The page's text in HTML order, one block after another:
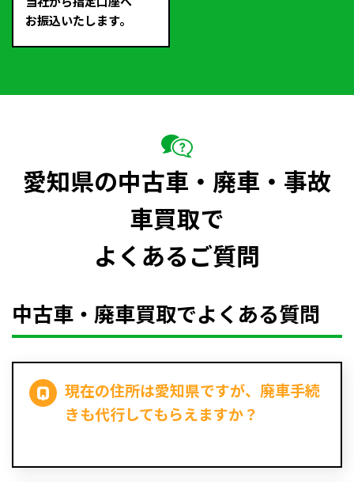
お振込いたします。
愛知県の中古車・廃車・事故
車買取で
よくあるご質問
中古車・廃車買取でよくある質問
現在の住所は愛知県ですが、廃車手続
きも代行してもらえますか？